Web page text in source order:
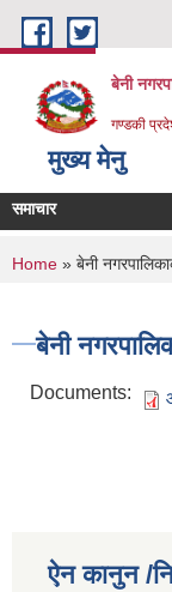
Skip to main content
बेनी
गण्डकी
मुख्य मेनु
समाचार
You are
Home » बेनी
बेनी
Documents:
ऐन कानुन /